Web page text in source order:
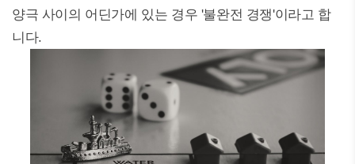
양극 사이의 어딘가에 있는 경우 '불완전 경쟁'이라고 합
니다.